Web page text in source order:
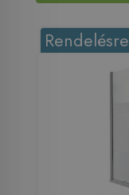
Rendelésre